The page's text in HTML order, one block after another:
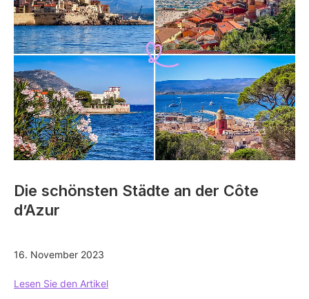
Die schönsten Städte an der Côte
d’Azur
16. November 2023
Lesen Sie den Artikel